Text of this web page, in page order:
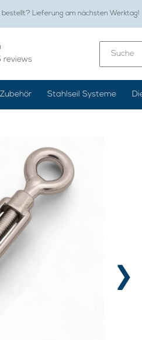
Lieferung am nächsten Werktag!
reviews
Zubehör Stahlseil Systeme
›